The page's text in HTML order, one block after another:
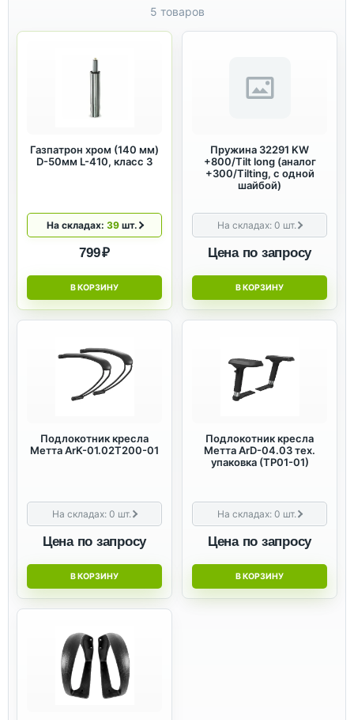
5 товаров
Газпатрон хром (140 мм)
D-50мм L-410, класс 3
На складах: 39шт.
799 ₽
В КОРЗИНУ
Пружина 32291 KW
+800/Tilt long (аналог
+300/Tilting, с одной
шайбой)
На складах:0 шт.
Цена по запросу
В КОРЗИНУ
Подлокотник кресла
Метта ArK-01.02T200-01
На складах:0 шт.
Цена по запросу
В КОРЗИНУ
Подлокотник кресла
Метта ArD-04.03 тех.
упаковка (TP01-01)
На складах:0 шт.
Цена по запросу
В КОРЗИНУ